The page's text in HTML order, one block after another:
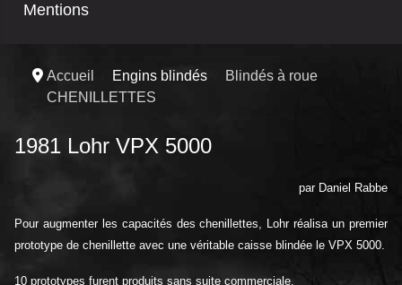
Mentions
Accueil Engins blindés
Blindés à roue
CHENILLETTES
1981 Lohr VPX 5000
par Daniel Rabbe
Pour augmenter les capacités des chenillettes, Lohr réalisa un premier
prototype de chenillette avec une véritable caisse blindée le VPX 5000.
10 prototypes furent produits sans suite commerciale.